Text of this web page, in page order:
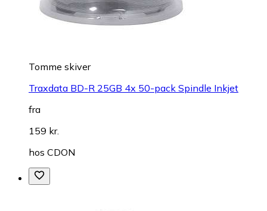
Tomme skiver
Traxdata BD-R 25GB 4x 50-pack Spindle Inkjet
fra
159 kr.
hos CDON